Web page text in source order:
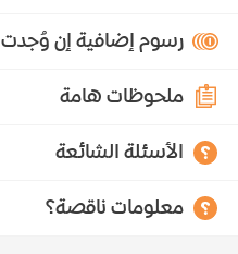
رسوم إضافية إن وُجدت
ملحوظات هامة
الأسئلة الشائعة
معلومات ناقصة؟